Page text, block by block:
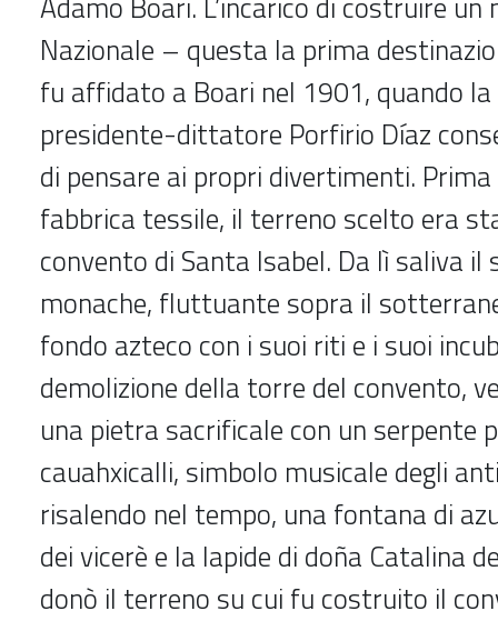
Nazionale – questa la prima
fu affidato a Boari nel 1901, quando
presidente-dittatore Porfirio Díaz
di pensare ai propri divertimenti.
fabbrica tessile, il terreno scelto era
convento di Santa Isabel. Da lì saliva il
monache, fluttuante sopra il
fondo azteco con i suoi riti e i suoi
demolizione della torre del convento,
una pietra sacrificale con un serpente
cauahxicalli, simbolo musicale degli
risalendo nel tempo, una fontana di
dei vicerè e la lapide di doña Catalina
donò il terreno su cui fu costruito il